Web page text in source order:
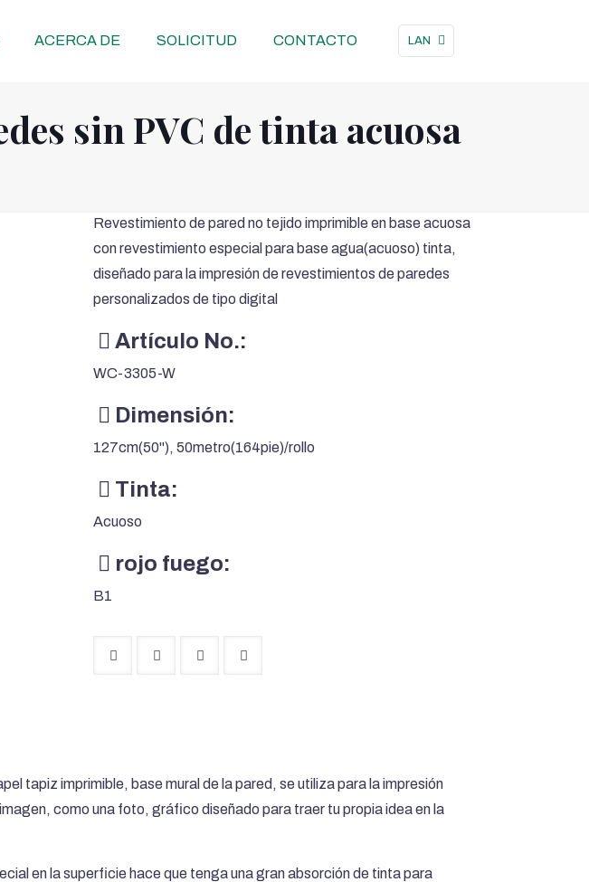
ACERCA DE SOLICITUD CONTACTO LAN
sin PVC de tinta acuosa
Revestimiento de pared no tejido imprimible en base acuosa
con revestimiento especial para base agua(acuoso) tinta,
diseñado para la impresión de revestimientos de paredes
personalizados de tipo digital
Artículo No.:
WC-3305-W
Dimensión:
127cm(50''), 50metro(164pie)/rollo
Tinta:
Acuoso
rojo fuego:
B1
tapiz imprimible, base mural de la pared, se utiliza para la impresión
como una foto, gráfico diseñado para traer tu propia idea en la
en la superficie hace que tenga una gran absorción de tinta para